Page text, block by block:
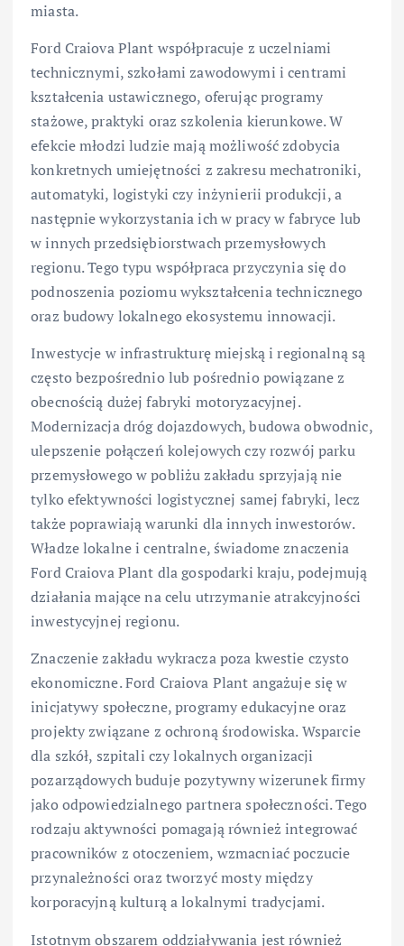
miasta.
Ford Craiova Plant współpracuje z uczelniami
technicznymi, szkołami zawodowymi i centrami
kształcenia ustawicznego, oferując programy
stażowe, praktyki oraz szkolenia kierunkowe. W
efekcie młodzi ludzie mają możliwość zdobycia
konkretnych umiejętności z zakresu mechatroniki,
automatyki, logistyki czy inżynierii produkcji, a
następnie wykorzystania ich w pracy w fabryce lub
w innych przedsiębiorstwach przemysłowych
regionu. Tego typu współpraca przyczynia się do
podnoszenia poziomu wykształcenia technicznego
oraz budowy lokalnego ekosystemu innowacji.
Inwestycje w infrastrukturę miejską i regionalną są
często bezpośrednio lub pośrednio powiązane z
obecnością dużej fabryki motoryzacyjnej.
Modernizacja dróg dojazdowych, budowa obwodnic,
ulepszenie połączeń kolejowych czy rozwój parku
przemysłowego w pobliżu zakładu sprzyjają nie
tylko efektywności logistycznej samej fabryki, lecz
także poprawiają warunki dla innych inwestorów.
Władze lokalne i centralne, świadome znaczenia
Ford Craiova Plant dla gospodarki kraju, podejmują
działania mające na celu utrzymanie atrakcyjności
inwestycyjnej regionu.
Znaczenie zakładu wykracza poza kwestie czysto
ekonomiczne. Ford Craiova Plant angażuje się w
inicjatywy społeczne, programy edukacyjne oraz
projekty związane z ochroną środowiska. Wsparcie
dla szkół, szpitali czy lokalnych organizacji
pozarządowych buduje pozytywny wizerunek firmy
jako odpowiedzialnego partnera społeczności. Tego
rodzaju aktywności pomagają również integrować
pracowników z otoczeniem, wzmacniać poczucie
przynależności oraz tworzyć mosty między
korporacyjną kulturą a lokalnymi tradycjami.
Istotnym obszarem oddziaływania jest również